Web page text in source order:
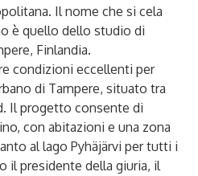
Il nome che si cela
è quello dello studio di
Finlandia.
condizioni eccellenti per
di Tampere, situato tra
Il progetto consente di
con abitazioni e una zona
al lago Pyhäjärvi per tutti i
il presidente della giuria, il